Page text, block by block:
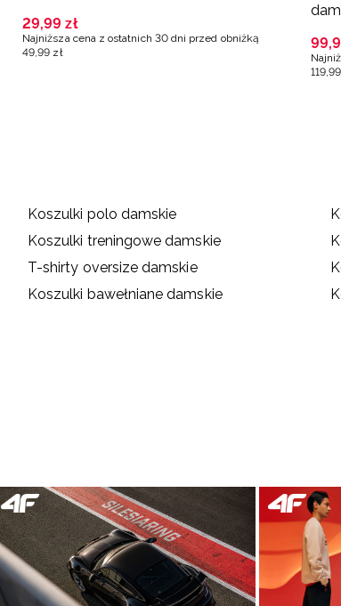
29,99 zł
Najniższa cena z ostatnich 30 dni przed obniżką
49 ,99 zł
99,
119 ,99
Koszulki polo damskie
Koszulki treningowe damskie
T-shirty oversize damskie
Koszulki bawełniane damskie